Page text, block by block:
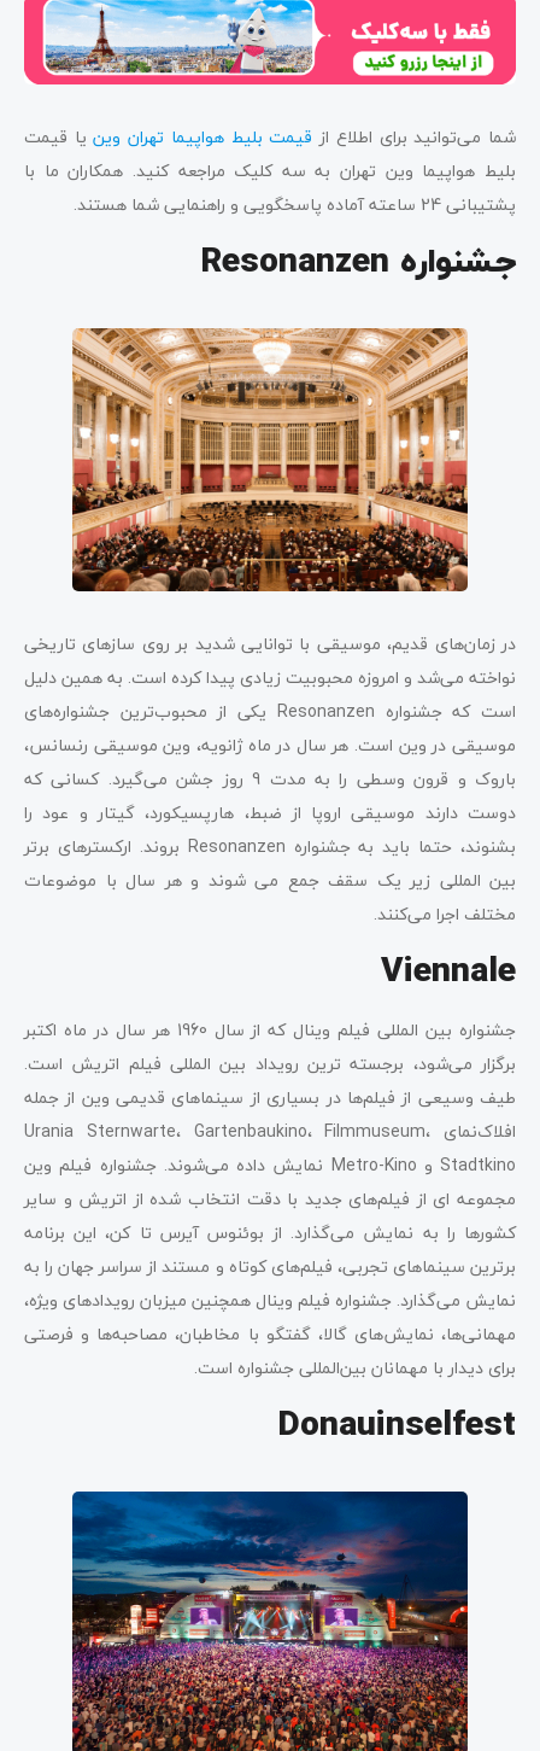
شما می‌توانید برای اطلاع از قیمت بلیط هواپیما تهران وینیا قیمت
بلیط هواپیما وین تهران به سه کلیک مراجعه کنید. همکاران ما با
پشتیبانی 24 ساعته آماده پاسخگویی و راهنمایی شما هستند.
جشنواره Resonanzen
در زمان‌های قدیم، موسیقی با توانایی شدید بر روی سازهای تاریخی
نواخته می‌شد و امروزه محبوبیت زیادی پیدا کرده است. به همین دلیل
است که جشنواره Resonanzen یکی از محبوب‌ترین جشنواره‌های
موسیقی در وین است. هر سال در ماه ژانویه، وین موسیقی رنسانس،
باروک و قرون وسطی را به مدت 9 روز جشن می‌گیرد. کسانی که
دوست دارند موسیقی اروپا از ضبط، هارپسیکورد، گیتار و عود را
بشنوند، حتما باید به جشنواره Resonanzen بروند. ارکسترهای برتر
بین المللی زیر یک سقف جمع می شوند و هر سال با موضوعات
مختلف اجرا می‌کنند.
Viennale
جشنواره بین المللی فیلم وینال که از سال 1960 هر سال در ماه اکتبر
برگزار می‌شود، برجسته ترین رویداد بین المللی فیلم اتریش است.
طیف وسیعی از فیلم‌ها در بسیاری از سینماهای قدیمی وین از جمله
افلاک‌نمای Urania Sternwarte، Gartenbaukino، Filmmuseum،
Stadtkino و Metro-Kino نمایش داده می‌شوند. جشنواره فیلم وین
مجموعه ای از فیلم‌های جدید با دقت انتخاب شده از اتریش و سایر
کشورها را به نمایش می‌گذارد. از بوئنوس آیرس تا کن، این برنامه
برترین سینماهای تجربی، فیلم‌های کوتاه و مستند از سراسر جهان را به
نمایش می‌گذارد. جشنواره فیلم وینال همچنین میزبان رویدادهای ویژه،
مهمانی‌ها، نمایش‌های گالا، گفتگو با مخاطبان، مصاحبه‌ها و فرصتی
برای دیدار با مهمانان بین‌المللی جشنواره است.
Donauinselfest